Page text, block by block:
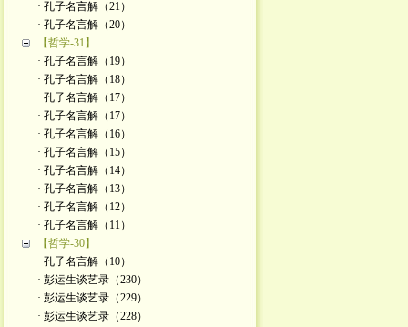
· 孔子名言解（21）
· 孔子名言解（20）
【哲学-31】
· 孔子名言解（19）
· 孔子名言解（18）
· 孔子名言解（17）
· 孔子名言解（17）
· 孔子名言解（16）
· 孔子名言解（15）
· 孔子名言解（14）
· 孔子名言解（13）
· 孔子名言解（12）
· 孔子名言解（11）
【哲学-30】
· 孔子名言解（10）
· 彭运生谈艺录（230）
· 彭运生谈艺录（229）
· 彭运生谈艺录（228）